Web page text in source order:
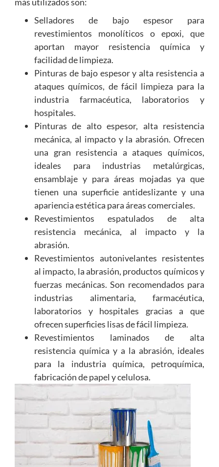
Selladores de bajo espesor para
revestimientos monolíticos o epoxi, que
aportan mayor resistencia química y
facilidad de limpieza.
Pinturas de bajo espesor y alta resistencia a
ataques químicos, de fácil limpieza para la
industria farmacéutica, laboratorios y
hospitales.
Pinturas de alto espesor, alta resistencia
mecánica, al impacto y la abrasión. Ofrecen
una gran resistencia a ataques químicos,
ideales para industrias metalúrgicas,
ensamblaje y para áreas mojadas ya que
tienen una superficie antideslizante y una
apariencia estética para áreas comerciales.
Revestimientos espatulados de alta
resistencia mecánica, al impacto y la
abrasión.
Revestimientos autonivelantes resistentes
al impacto, la abrasión, productos químicos y
fuerzas mecánicas. Son recomendados para
industrias alimentaria, farmacéutica,
laboratorios y hospitales gracias a que
ofrecen superficies lisas de fácil limpieza.
Revestimientos laminados de alta
resistencia química y a la abrasión, ideales
para la industria química, petroquímica,
fabricación de papel y celulosa.